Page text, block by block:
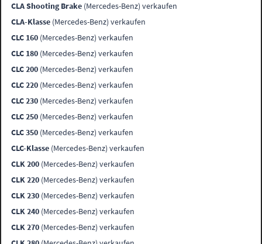
CLA Shooting Brake (Mercedes-Benz) verkaufen
CLA-Klasse (Mercedes-Benz) verkaufen
CLC 160 (Mercedes-Benz) verkaufen
CLC 180 (Mercedes-Benz) verkaufen
CLC 200 (Mercedes-Benz) verkaufen
CLC 220 (Mercedes-Benz) verkaufen
CLC 230 (Mercedes-Benz) verkaufen
CLC 250 (Mercedes-Benz) verkaufen
CLC 350 (Mercedes-Benz) verkaufen
CLC-Klasse (Mercedes-Benz) verkaufen
CLK 200 (Mercedes-Benz) verkaufen
CLK 220 (Mercedes-Benz) verkaufen
CLK 230 (Mercedes-Benz) verkaufen
CLK 240 (Mercedes-Benz) verkaufen
CLK 270 (Mercedes-Benz) verkaufen